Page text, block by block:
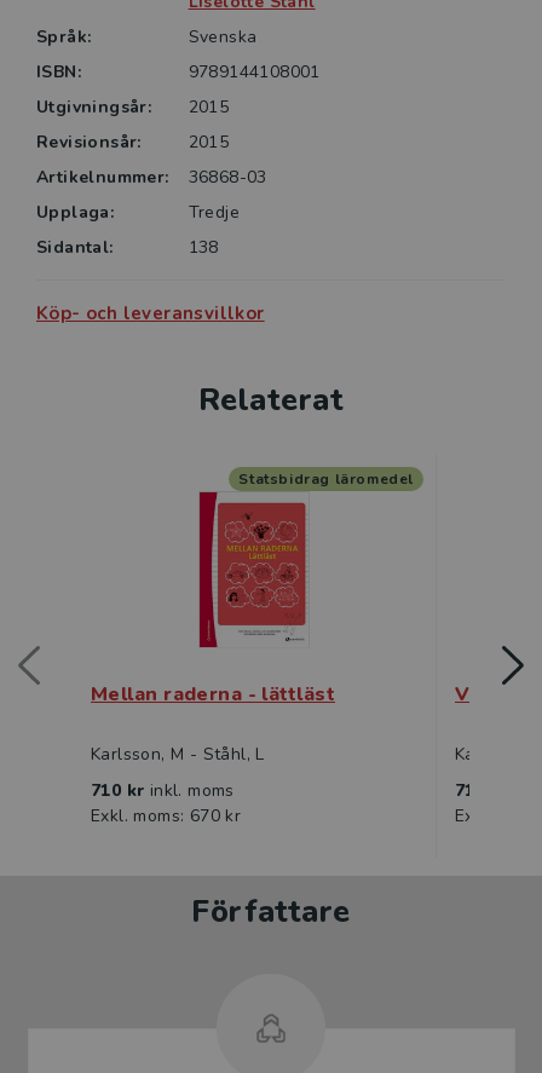
budskap i texterna som lämpar sig bättre för lite
äldre elever.
Kopieringsunderlagen har ett brett
användningsområde eftersom de kan användas över
flera årskurser och i kombination med övriga titlar i
serien.
Språk:
Svenska
ISBN:
9789144108001
Utgivningsår:
2015
Revisionsår:
2015
Artikelnummer:
36868-03
Upplaga:
Tredje
Sidantal:
138
Köp- och leveransvillkor
Relaterat
Mellan raderna - lättläst
Karlsson, M - Ståhl, L
710 kr inkl. moms
Exkl. moms: 670 kr
Statsbidrag läromedel
Vad
Karlsson,
710 kr
Exkl.
Författare